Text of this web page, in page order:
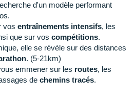
d'un modèle performant
vos entraînements intensifs, les
que sur vos compétitions.
elle se révèle sur des distances
. (5-21km)
emmener sur les routes, les
de chemins tracés.